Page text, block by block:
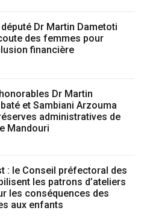
Dr Martin Dametoti
des femmes pour
financière
Dr Martin
et Sambiani Arzouma
administratives de
Mandouri
: le Conseil préfectoral des
les patrons d’ateliers
les conséquences des
aux enfants